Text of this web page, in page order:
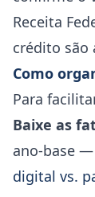
Receita
crédito são
Como
Para
Baixe as
ano-base
digital vs.